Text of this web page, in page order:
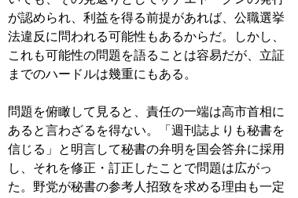
が認められ、利益を得る前提があれば、公職選挙
法違反に問われる可能性もあるからだ。しかし、
これも可能性の問題を語ることは容易だが、立証
までのハードルは幾重にもある。
問題を俯瞰して見ると、責任の一端は高市首相に
あると言わざるを得ない。「週刊誌よりも秘書を
信じる」と明言して秘書の弁明を国会答弁に採用
し、それを修正・訂正したことで問題は広がっ
た。野党が秘書の参考人招致を求める理由も一定